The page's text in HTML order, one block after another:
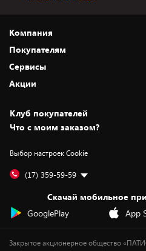
Компания
О нас
Адреса магазинов
Новости
Статьи и обзоры
Вакансии
Дай пять добру!
Покупателям
Как сделать заказ
Оплата и доставка
Безналичный расчёт
Обмен и возврат товара
Обработка персональных данных
Подарочные карты
Сервисы
Установка техники
Для игровых консолей
Для мобильных устройств
Для компьютеров
Сервисные центры
Акции
Скидки и промокоды
Белорусские товары
Бонусы
Оплата частями
Новинки
Клуб покупателей
Что с моим заказом?
Выбор настроек Cookie
(17) 359-59-59
Скачай мобильное
GooglePlay
App
Закрытое акционерное общество